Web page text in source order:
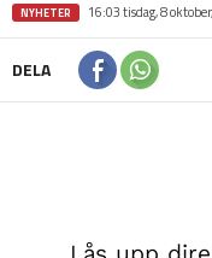
NYHETER 16:03 tisdag, 8
DELA